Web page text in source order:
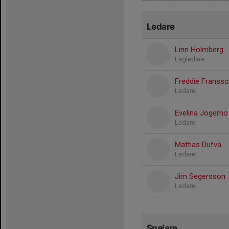
Ledare
Linn Holmberg
Lagledare
Freddie
Ledare
Evelina Jogemo
Ledare
Mattias Dufva
Ledare
Jim Segersson
Ledare